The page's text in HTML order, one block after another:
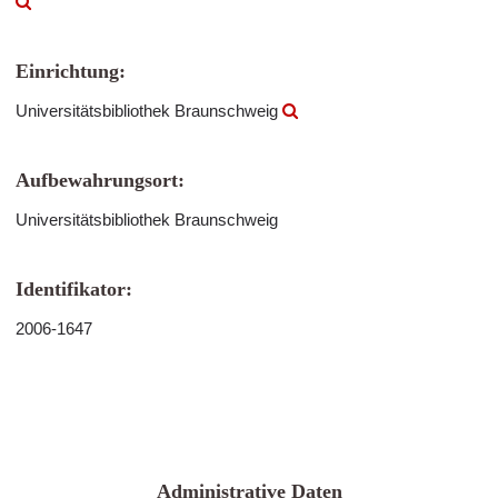
Einrichtung:
Universitätsbibliothek Braunschweig
Aufbewahrungsort:
Universitätsbibliothek Braunschweig
Identifikator:
2006-1647
Administrative Daten